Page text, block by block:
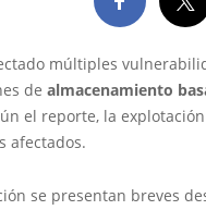
múltiples
de almacenamiento
el reporte, la
afectados.
se presentan breves